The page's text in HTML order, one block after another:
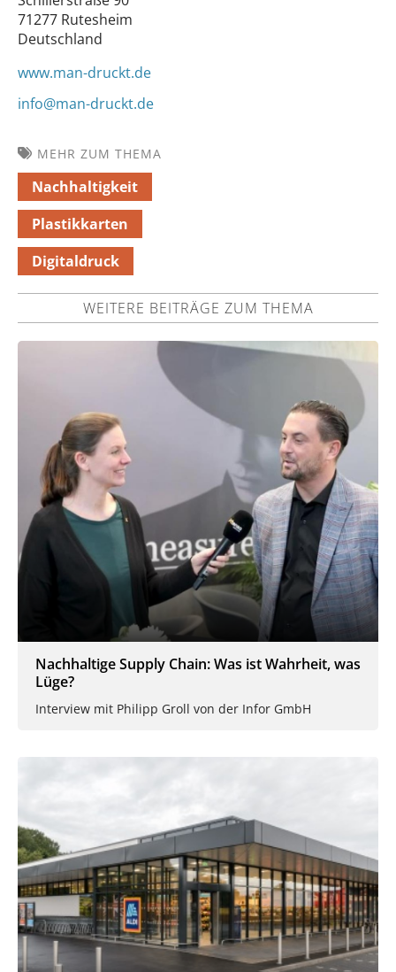
71277 Rutesheim
Deutschland
www.man-druckt.de
info@man-druckt.de
MEHR ZUM THEMA
Nachhaltigkeit
Plastikkarten
Digitaldruck
WEITERE BEITRÄGE ZUM THEMA
Nachhaltige Supply Chain: Was ist Wahrheit, was
Lüge?
Interview mit Philipp Groll von der Infor GmbH